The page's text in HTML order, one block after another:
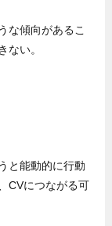
な傾向があるこ
ない。
と能動的に行動
CVにつながる可